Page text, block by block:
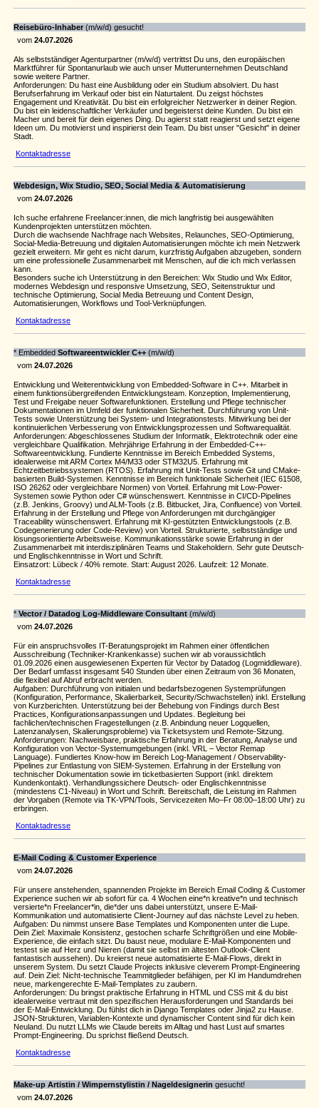
Reisebüro-Inhaber (m/w/d) gesucht!
vom 24.07.2026
Als selbstständiger Agenturpartner (m/w/d) vertrittst Du uns, den europäischen
Marktführer für Spontanurlaub wie auch unser Mutterunternehmen Deutschland
sowie weitere Partner.
Anforderungen: Du hast eine Ausbildung oder ein Studium absolviert. Du hast
Berufserfahrung im Verkauf oder bist ein Naturtalent. Du zeigst höchstes
Engagement und Kreativität. Du bist ein erfolgreicher Netzwerker in deiner Region.
Du bist ein leidenschaftlicher Verkäufer und begeisterst deine Kunden. Du bist ein
Macher und bereit für dein eigenes Ding. Du agierst statt reagierst und setzt eigene
Ideen um. Du motivierst und inspirierst dein Team. Du bist unser "Gesicht" in deiner
Stadt.
Kontaktadresse
Webdesign, Wix Studio, SEO, Social Media & Automatisierung
vom 24.07.2026
Ich suche erfahrene Freelancer:innen, die mich langfristig bei ausgewählten
Kundenprojekten unterstützen möchten.
Durch die wachsende Nachfrage nach Websites, Relaunches, SEO-Optimierung,
Social-Media-Betreuung und digitalen Automatisierungen möchte ich mein Netzwerk
gezielt erweitern. Mir geht es nicht darum, kurzfristig Aufgaben abzugeben, sondern
um eine professionelle Zusammenarbeit mit Menschen, auf die ich mich verlassen
kann.
Besonders suche ich Unterstützung in den Bereichen: Wix Studio und Wix Editor,
modernes Webdesign und responsive Umsetzung, SEO, Seitenstruktur und
technische Optimierung, Social Media Betreuung und Content Design,
Automatisierungen, Workflows und Tool-Verknüpfungen.
Kontaktadresse
* Embedded Softwareentwickler C++ (m/w/d)
vom 24.07.2026
Entwicklung und Weiterentwicklung von Embedded-Software in C++. Mitarbeit in
einem funktionsübergreifenden Entwicklungsteam. Konzeption, Implementierung,
Test und Freigabe neuer Softwarefunktionen. Erstellung und Pflege technischer
Dokumentationen im Umfeld der funktionalen Sicherheit. Durchführung von Unit-
Tests sowie Unterstützung bei System- und Integrationstests. Mitwirkung bei der
kontinuierlichen Verbesserung von Entwicklungsprozessen und Softwarequalität.
Anforderungen: Abgeschlossenes Studium der Informatik, Elektrotechnik oder eine
vergleichbare Qualifikation. Mehrjährige Erfahrung in der Embedded-C++-
Softwareentwicklung. Fundierte Kenntnisse im Bereich Embedded Systems,
idealerweise mit ARM Cortex M4/M33 oder STM32U5. Erfahrung mit
Echtzeitbetriebssystemen (RTOS). Erfahrung mit Unit-Tests sowie Git und CMake-
basierten Build-Systemen. Kenntnisse im Bereich funktionale Sicherheit (IEC 61508,
ISO 26262 oder vergleichbare Normen) von Vorteil. Erfahrung mit Low-Power-
Systemen sowie Python oder C# wünschenswert. Kenntnisse in CI/CD-Pipelines
(z.B. Jenkins, Groovy) und ALM-Tools (z.B. Bitbucket, Jira, Confluence) von Vorteil.
Erfahrung in der Erstellung und Pflege von Anforderungen mit durchgängiger
Traceability wünschenswert. Erfahrung mit KI-gestützten Entwicklungstools (z.B.
Codegenerierung oder Code-Review) von Vorteil. Strukturierte, selbstständige und
lösungsorientierte Arbeitsweise. Kommunikationsstärke sowie Erfahrung in der
Zusammenarbeit mit interdisziplinären Teams und Stakeholdern. Sehr gute Deutsch-
und Englischkenntnisse in Wort und Schrift.
Einsatzort: Lübeck / 40% remote. Start: August 2026. Laufzeit: 12 Monate.
Kontaktadresse
* Vector / Datadog Log-Middleware Consultant (m/w/d)
vom 24.07.2026
Für ein anspruchsvolles IT-Beratungsprojekt im Rahmen einer öffentlichen
Ausschreibung (Techniker-Krankenkasse) suchen wir ab voraussichtlich
01.09.2026 einen ausgewiesenen Experten für Vector by Datadog (Logmiddleware).
Der Bedarf umfasst insgesamt 540 Stunden über einen Zeitraum von 36 Monaten,
die flexibel auf Abruf erbracht werden.
Aufgaben: Durchführung von initialen und bedarfsbezogenen Systemprüfungen
(Konfiguration, Performance, Skalierbarkeit, Security/Schwachstellen) inkl. Erstellung
von Kurzberichten. Unterstützung bei der Behebung von Findings durch Best
Practices, Konfigurationsanpassungen und Updates. Begleitung bei
fachlichen/technischen Fragestellungen (z.B. Anbindung neuer Logquellen,
Latenzanalysen, Skalierungsprobleme) via Ticketsystem und Remote-Sitzung.
Anforderungen: Nachweisbare, praktische Erfahrung in der Beratung, Analyse und
Konfiguration von Vector-Systemumgebungen (inkl. VRL – Vector Remap
Language). Fundiertes Know-how im Bereich Log-Management / Observability-
Pipelines zur Entlastung von SIEM-Systemen. Erfahrung in der Erstellung von
technischer Dokumentation sowie im ticketbasierten Support (inkl. direktem
Kundenkontakt). Verhandlungssichere Deutsch- oder Englischkenntnisse
(mindestens C1-Niveau) in Wort und Schrift. Bereitschaft, die Leistung im Rahmen
der Vorgaben (Remote via TK-VPN/Tools, Servicezeiten Mo–Fr 08:00–18:00 Uhr) zu
erbringen.
Kontaktadresse
E-Mail Coding & Customer Experience
vom 24.07.2026
Für unsere anstehenden, spannenden Projekte im Bereich Email Coding & Customer
Experience suchen wir ab sofort für ca. 4 Wochen eine*n kreative*n und technisch
versierte*n Freelancer*in, die*der uns dabei unterstützt, unsere E-Mail-
Kommunikation und automatisierte Client-Journey auf das nächste Level zu heben.
Aufgaben: Du nimmst unsere Base Templates und Komponenten unter die Lupe.
Dein Ziel: Maximale Konsistenz, gestochen scharfe Schriftgrößen und eine Mobile-
Experience, die einfach sitzt. Du baust neue, modulare E-Mail-Komponenten und
testest sie auf Herz und Nieren (damit sie selbst im ältesten Outlook-Client
fantastisch aussehen). Du kreierst neue automatisierte E-Mail-Flows, direkt in
unserem System. Du setzt Claude Projects inklusive cleverem Prompt-Engineering
auf. Dein Ziel: Nicht-technische Teammitglieder befähigen, per KI im Handumdrehen
neue, markengerechte E-Mail-Templates zu zaubern.
Anforderungen: Du bringst praktische Erfahrung in HTML und CSS mit & du bist
idealerweise vertraut mit den spezifischen Herausforderungen und Standards bei
der E-Mail-Entwicklung. Du fühlst dich in Django Templates oder Jinja2 zu Hause.
JSON-Strukturen, Variablen-Kontexte und dynamischer Content sind für dich kein
Neuland. Du nutzt LLMs wie Claude bereits im Alltag und hast Lust auf smartes
Prompt-Engineering. Du sprichst fließend Deutsch.
Kontaktadresse
Make-up Artistin / Wimpernstylistin / Nageldesignerin gesucht!
vom 24.07.2026